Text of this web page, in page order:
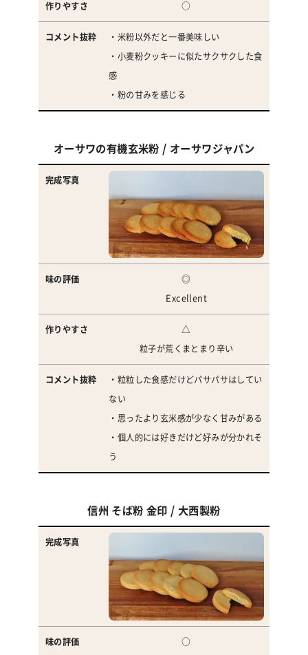
○
・米粉以外だと一番美味しい
・小麦粉クッキーに似たサクサクした食
感
・粉の甘みを感じる
オーサワの有機玄米粉 / オーサワジャパン
◎
Excellent
△
粒子が荒くまとまり辛い
・粒粒した食感だけどパサパサはしてい
ない
・思ったより玄米感が少なく甘みがある
・個人的には好きだけど好みが分かれそ
う
信州 そば粉 金印 / 大西製粉
○